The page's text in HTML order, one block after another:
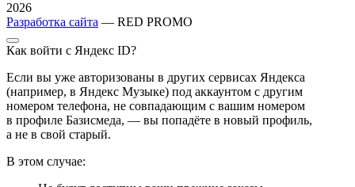
2026
Разработка сайта — RED PROMO
Как войти с Яндекс ID?
Если вы уже авторизованы в других сервисах Яндекса
(например, в Яндекс Музыке) под аккаунтом с другим
номером телефона, не совпадающим с вашим номером
в профиле Базисмеда, — вы попадёте в новый профиль,
а не в свой старый.
В этом случае: